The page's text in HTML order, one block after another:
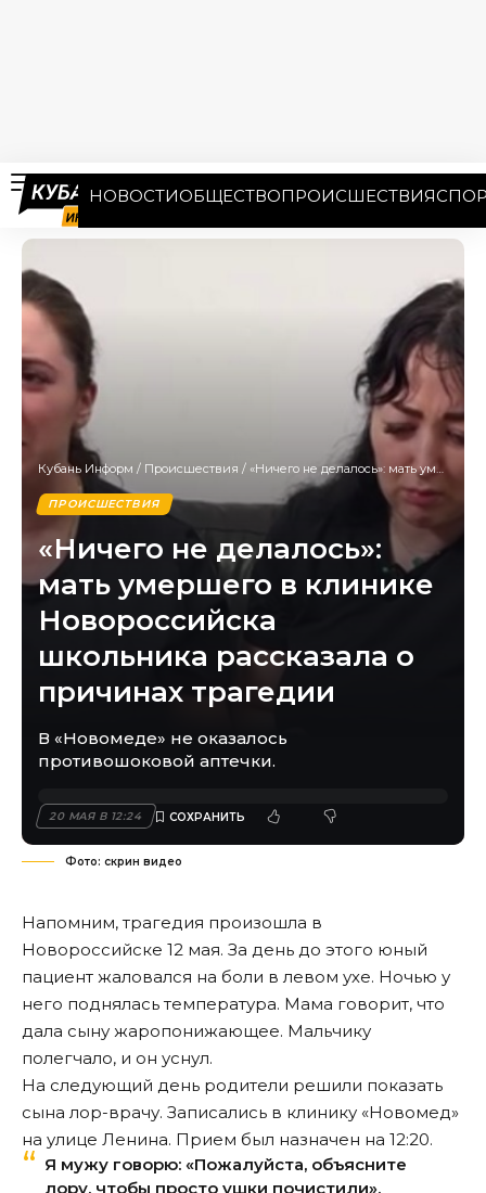
НОВОСТИОБЩЕСТВОПРОИСШЕСТВИЯ
Кубань Информ / Происшествия / «Ничего не делалось»: мать умершего в клинике Новороссийска школьника рассказала о причинах трагедии
ПРОИСШЕСТВИЯ
«Ничего не делалось»:
мать умершего в клинике
Новороссийска
школьника рассказала о
причинах трагедии
В «Новомеде» не оказалось
противошоковой аптечки.
20 МАЯ В 12:24
Фото: скрин видео
Напомним,трагедия произошла в
Новороссийске 12 мая. За день до этого юный
пациент жаловался на боли в левом ухе. Ночью у
него поднялась температура. Мама говорит, что
дала сыну жаропонижающее. Мальчику
полегчало, и он уснул.
На следующий день родители решили показать
сына лор-врачу. Записались в клинику «Новомед»
на улице Ленина. Прием был назначен на 12:20.
Я мужу говорю: «Пожалуйста, объясните
лору, чтобы просто ушки почистили».